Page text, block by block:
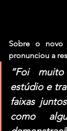
Sobre o novo
pronunciou a
“Foi
estúdio e
faixas
como